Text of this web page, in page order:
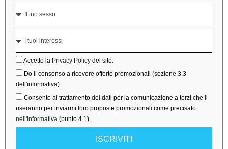
Accetto la Privacy Policy del sito.
Do il consenso a ricevere offerte promozionali (sezione 3.3
dell'informativa).
Consento al trattamento dei dati per la comunicazione a terzi che li
useranno per inviarmi loro proposte promozionali come precisato
nell'informativa (punto 4.1).
ISCRIVITI